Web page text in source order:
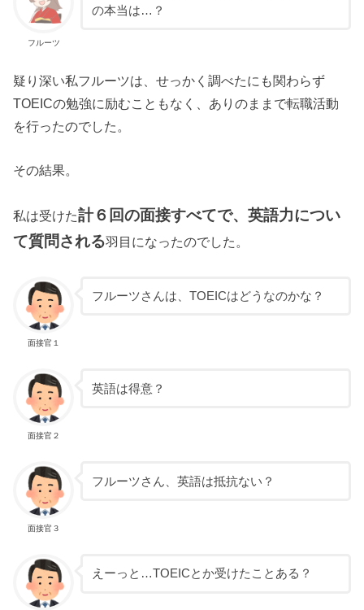
フルーツ
の本当は…？
疑り深い私フルーツは、せっかく調べたにも関わらず
TOEICの勉強に励むこともなく、ありのままで転職活動
を行ったのでした。
その結果。
私は受けた計６回の面接すべてで、英語力につい
て質問される羽目になったのでした。
面接官１
フルーツさんは、TOEICはどうなのかな？
面接官２
英語は得意？
面接官３
フルーツさん、英語は抵抗ない？
えーっと…TOEICとか受けたことある？